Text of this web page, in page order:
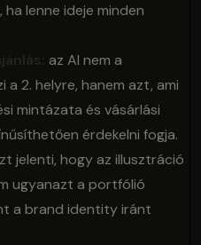
lenne ideje minden
az AI nem a
2. helyre, hanem azt, ami
mintázata és vásárlási
érdekelni fogja.
jelenti, hogy az illusztráció
ugyanazt a portfólió
a brand identity iránt